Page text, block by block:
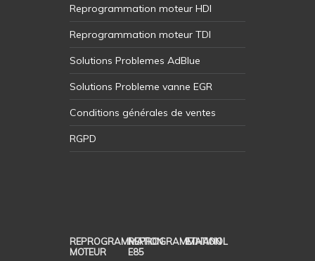
Reprogrammation moteur HDI
Reprogrammation moteur TDI
Solutions Problemes AdBlue
Solutions Probleme vanne EGR
Conditions générales de ventes
RGPD
REPROGRAMMATION
MOTEUR
REPROGRAMMATION
E85
ETHANOL